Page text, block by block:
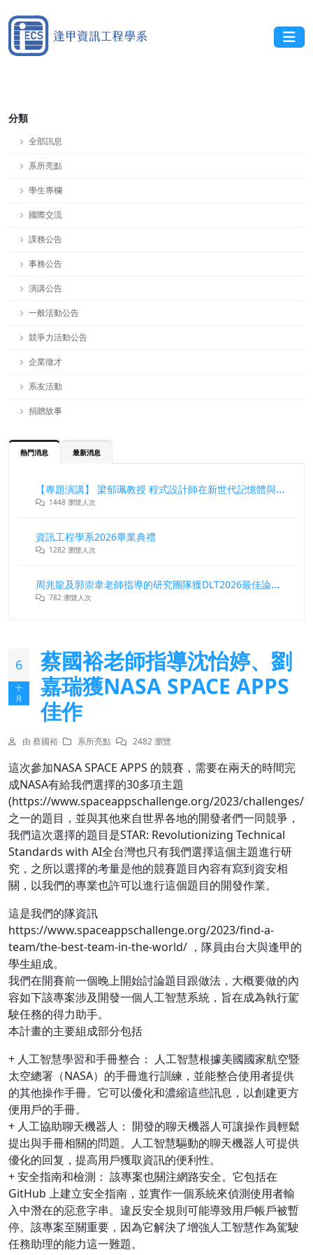
分類
全部訊息
系所亮點
學生專欄
國際交流
課務公告
事務公告
演講公告
一般活動公告
競爭力活動公告
企業徵才
系友活動
捐贈故事
熱門消息 最新消息
【專題演講】 梁郁珮教授 程式設計師在新世代記憶體與儲存系統中的角色與挑戰
1448 瀏覽人次
資訊工程學系2026畢業典禮
1282 瀏覽人次
周兆龍及郭崇韋老師指導的研究團隊獲DLT2026最佳論文獎
782 瀏覽人次
6
十
月
蔡國裕老師指導沈怡婷、劉
嘉瑞獲NASA SPACE APPS
佳作
由 蔡國裕 系所亮點 2482 瀏覽
這次參加NASA SPACE APPS 的競賽，需要在兩天的時間完
成NASA有給我們選擇的30多項主題
(https://www.spaceappschallenge.org/2023/challenges/)
之一的題目，並與其他來自世界各地的開發者們一同競爭，
我們這次選擇的題目是STAR: Revolutionizing Technical
Standards with AI全台灣也只有我們選擇這個主題進行研
究，之所以選擇的考量是他的競賽題目內容有寫到資安相
關，以我們的專業也許可以進行這個題目的開發作業。
這是我們的隊資訊
https://www.spaceappschallenge.org/2023/find-a-
team/the-best-team-in-the-world/ ，隊員由台大與逢甲的
學生組成。
我們在開賽前一個晚上開始討論題目跟做法，大概要做的內
容如下該專案涉及開發一個人工智慧系統，旨在成為執行駕
駛任務的得力助手。
本計畫的主要組成部分包括
+ 人工智慧學習和手冊整合： 人工智慧根據美國國家航空暨
太空總署（NASA）的手冊進行訓練，並能整合使用者提供
的其他操作手冊。它可以優化和濃縮這些訊息，以創建更方
便用戶的手冊。
+ 人工協助聊天機器人： 開發的聊天機器人可讓操作員輕鬆
提出與手冊相關的問題。人工智慧驅動的聊天機器人可提供
優化的回复，提高用戶獲取資訊的便利性。
+ 安全指南和檢測： 該專案也關注網路安全。它包括在
GitHub 上建立安全指南，並實作一個系統來偵測使用者輸
入中潛在的惡意字串。違反安全規則可能導致用戶帳戶被暫
停。該專案至關重要，因為它解決了增強人工智慧作為駕駛
任務助理的能力這一難題。